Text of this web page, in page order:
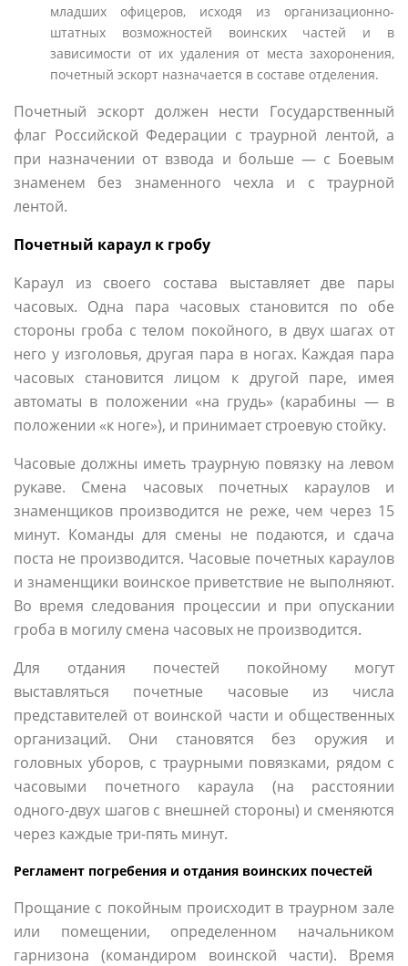
младших офицеров, исходя из организационно-
штатных возможностей воинских частей и в
зависимости от их удаления от места захоронения,
почетный эскорт назначается в составе отделения.
Почетный эскорт должен нести Государственный
флаг Российской Федерации с траурной лентой, а
при назначении от взвода и больше — с Боевым
знаменем без знаменного чехла и с траурной
лентой.
Почетный караул к гробу
Караул из своего состава выставляет две пары
часовых. Одна пара часовых становится по обе
стороны гроба с телом покойного, в двух шагах от
него у изголовья, другая пара в ногах. Каждая пара
часовых становится лицом к другой паре, имея
автоматы в положении «на грудь» (карабины — в
положении «к ноге»), и принимает строевую стойку.
Часовые должны иметь траурную повязку на левом
рукаве. Смена часовых почетных караулов и
знаменщиков производится не реже, чем через 15
минут. Команды для смены не подаются, и сдача
поста не производится. Часовые почетных караулов
и знаменщики воинское приветствие не выполняют.
Во время следования процессии и при опускании
гроба в могилу смена часовых не производится.
Для отдания почестей покойному могут
выставляться почетные часовые из числа
представителей от воинской части и общественных
организаций. Они становятся без оружия и
головных уборов, с траурными повязками, рядом с
часовыми почетного караула (на расстоянии
одного-двух шагов с внешней стороны) и сменяются
через каждые три-пять минут.
Регламент погребения и отдания воинских почестей
Прощание с покойным происходит в траурном зале
или помещении, определенном начальником
гарнизона (командиром воинской части). Время